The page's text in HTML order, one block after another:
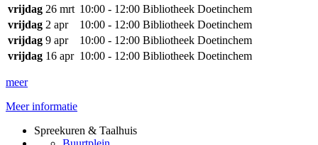
vrijdag 26 mrt 10:00 - 12:00 Bibliotheek Doetinchem
vrijdag 2 apr 10:00 - 12:00 Bibliotheek Doetinchem
vrijdag 9 apr 10:00 - 12:00 Bibliotheek Doetinchem
vrijdag 16 apr 10:00 - 12:00 Bibliotheek Doetinchem
meer
Meer informatie
Spreekuren & Taalhuis